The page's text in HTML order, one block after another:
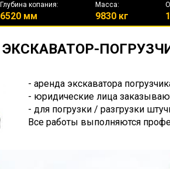
Глубина копания:
6520 мм
Масса:
9830 кг
ЭКСКАВАТОР-
- аренда экскаватора
- юридические лица
- для погрузки / разгрузки
Все работы выполняются